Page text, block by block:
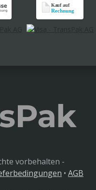
vorbehalten -
• AGB